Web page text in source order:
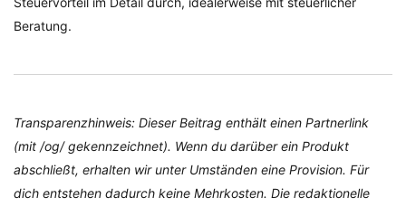
Beratung.
Transparenzhinweis: Dieser Beitrag enthält einen Partnerlink
(mit /og/ gekennzeichnet). Wenn du darüber ein Produkt
abschließt, erhalten wir unter Umständen eine Provision. Für
dich entstehen dadurch keine Mehrkosten. Die redaktionelle